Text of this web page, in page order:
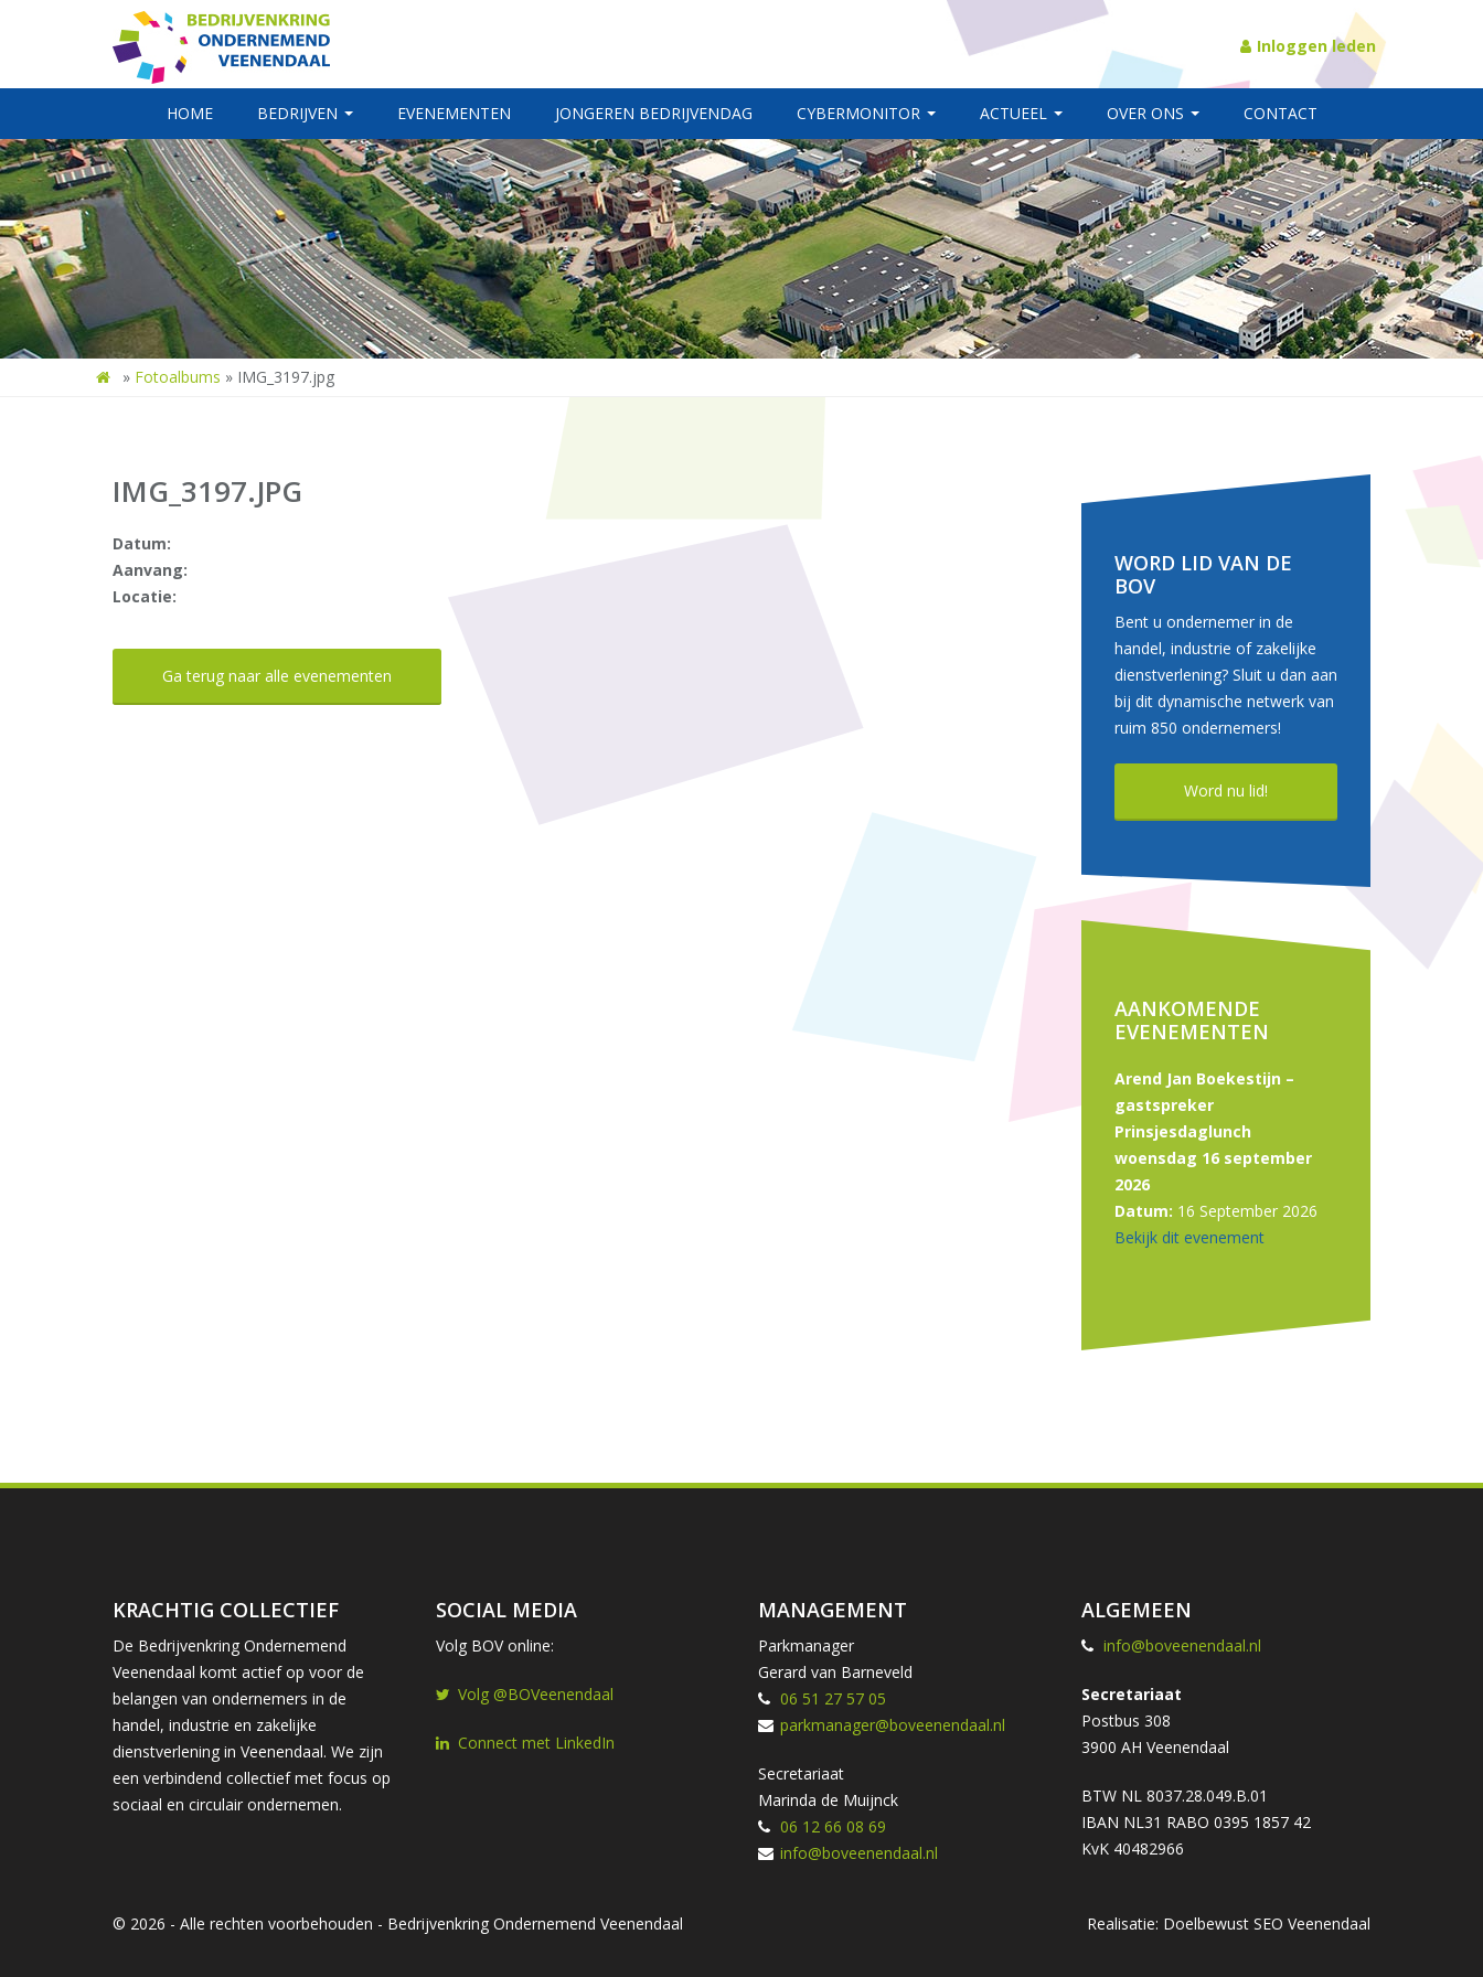
Inloggen leden
HOME BEDRIJVEN EVENEMENTEN JONGEREN BEDRIJVENDAG CYBERMONITOR ACTUEEL OVER ONS CONTACT
» Fotoalbums » IMG_3197.jpg
IMG_3197.JPG
Datum:
Aanvang:
Locatie:
Ga terug naar alle evenementen
WORD LID VAN DE
BOV
Bent u ondernemer in de
handel, industrie of zakelijke
dienstverlening? Sluit u dan aan
bij dit dynamische netwerk van
ruim 850 ondernemers!
Word nu lid!
AANKOMENDE
EVENEMENTEN
Arend Jan Boekestijn –
gastspreker
Prinsjesdaglunch
woensdag 16 september
2026
Datum: 16 September 2026
Bekijk dit evenement
KRACHTIG COLLECTIEF
De Bedrijvenkring Ondernemend
Veenendaal komt actief op voor de
belangen van ondernemers in de
handel, industrie en zakelijke
dienstverlening in Veenendaal. We zijn
een verbindend collectief met focus op
sociaal en circulair ondernemen.
SOCIAL MEDIA
Volg BOV online:
Volg @BOVeenendaal
Connect met LinkedIn
MANAGEMENT
Parkmanager
Gerard van Barneveld
06 51 27 57 05
parkmanager@boveenendaal.nl
Secretariaat
Marinda de Muijnck
06 12 66 08 69
info@boveenendaal.nl
ALGEMEEN
info@boveenendaal.nl
Secretariaat
Postbus 308
3900 AH Veenendaal
BTW NL 8037.28.049.B.01
IBAN NL31 RABO 0395 1857 42
KvK 40482966
© 2026 - Alle rechten voorbehouden - Bedrijvenkring Ondernemend Veenendaal Realisatie: Doelbewust SEO Veenendaal